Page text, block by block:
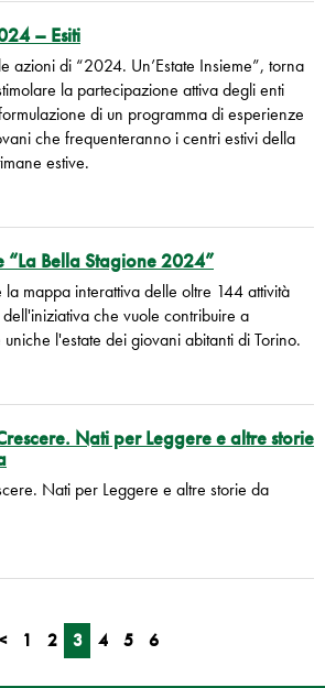
– Esiti
azioni di “2024. Un’Estate Insieme”, torna
la partecipazione attiva degli enti
di un programma di esperienze
che frequenteranno i centri estivi della
estive.
Bella Stagione 2024”
mappa interattiva delle oltre 144 attività
che vuole contribuire a
l'estate dei giovani abitanti di Torino.
Nati per Leggere e altre storie
Nati per Leggere e altre storie da
1 2 3 4 5 6